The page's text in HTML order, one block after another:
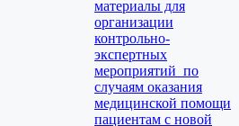
материалы для
организации
контрольно-
экспертных
мероприятий по
случаям оказания
медицинской помощи
пациентам с новой